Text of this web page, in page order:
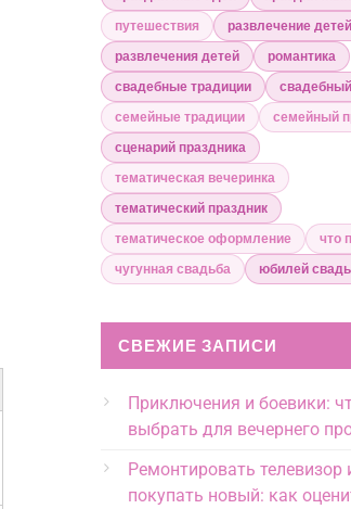
путешествия
развлечение детей
развлечения детей
романтика
свадебные традиции
семейные традиции
семейный
сценарий праздника
тематическая вечеринка
тематический праздник
тематическое оформление
что
чугунная свадьба
юбилей
СВЕЖИЕ ЗАПИСИ
Приключения и боевики:
выбрать для вечернего
Ремонтировать телевизор
покупать новый: как